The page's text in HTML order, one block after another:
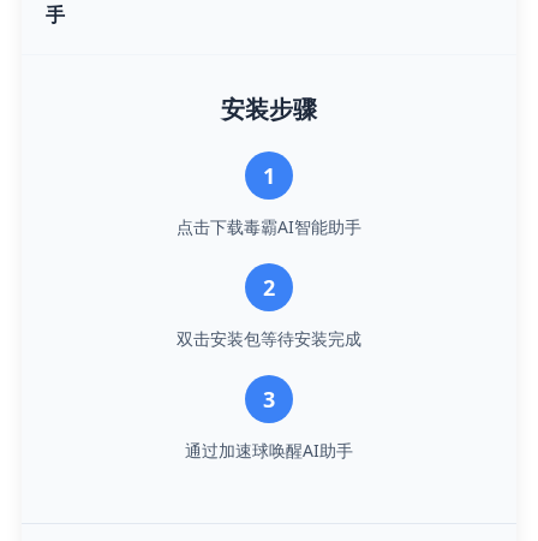
手
安装步骤
1
点击下载毒霸AI智能助手
2
双击安装包等待安装完成
3
通过加速球唤醒AI助手